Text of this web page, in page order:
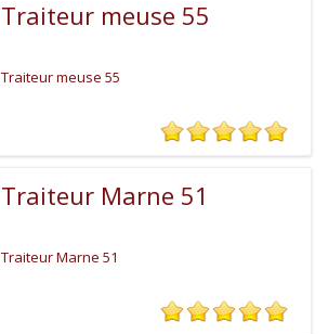
Traiteur meuse 55
Traiteur meuse 55
Traiteur Marne 51
Traiteur Marne 51